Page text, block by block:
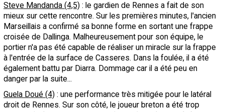
Steve Mandanda (4,5) : le gardien de Rennes a fait de son
mieux sur cette rencontre. Sur les premières minutes, l'ancien
Marseillais a confirmé sa bonne forme en sortant une frappe
croisée de Dallinga. Malheureusement pour son équipe, le
portier n'a pas été capable de réaliser un miracle sur la frappe
à l'entrée de la surface de Casseres. Dans la foulée, il a été
également battu par Diarra. Dommage car il a été peu en
danger par la suite...
Guela Doué (4) : une performance très mitigée pour le latéral
droit de Rennes. Sur son côté, le joueur breton a été trop